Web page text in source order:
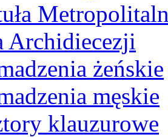
Archidiecezji
żeńskie
męskie
klauzurowe